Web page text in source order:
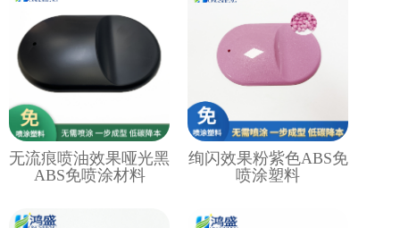
无流痕喷油效果哑光黑
ABS免喷涂材料
绚闪效果粉紫色ABS免
喷涂塑料